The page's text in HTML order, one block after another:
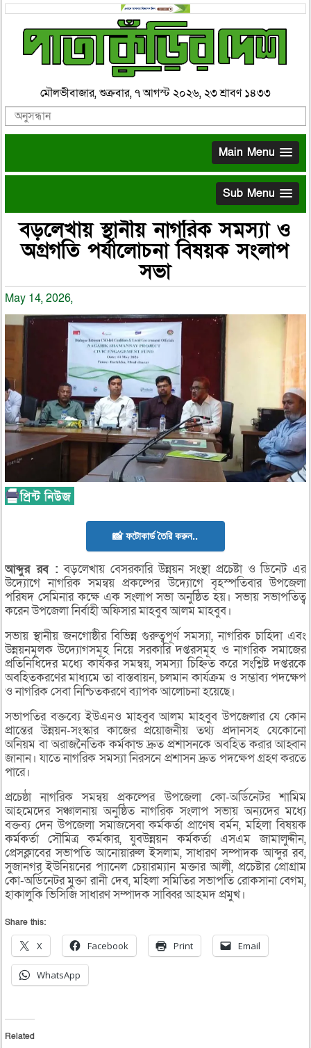
মৌলভীবাজার, শুক্রবার, ৭ আগস্ট ২০২৬, ২৩ শ্রাবণ ১৪৩৩
Main Menu
Sub Menu
বড়লেখায় স্থানীয় নাগরিক সমস্যা ও
অগ্রগতি পর্যালোচনা বিষয়ক সংলাপ
সভা
May 14, 2026,
📸 ফটোকার্ড তৈরি করুন..
আব্দুররব : বড়লেখায় বেসরকারি উন্নয়ন সংস্থা প্রচেষ্টা ও ডিনেট এর
উদ্যোগে নাগরিক সমন্বয় প্রকল্পের উদ্যোগে বৃহস্পতিবার উপজেলা
পরিষদ সেমিনার কক্ষে এক সংলাপ সভা অনুষ্ঠিত হয়। সভায় সভাপতিত্ব
করেন উপজেলা নির্বাহী অফিসার মাহবুব আলম মাহবুব।
সভায় স্থানীয় জনগোষ্ঠীর বিভিন্ন গুরুত্বপূর্ণ সমস্যা, নাগরিক চাহিদা এবং
উন্নয়নমূলক উদ্যোগসমূহ নিয়ে সরকারি দপ্তরসমূহ ও নাগরিক সমাজের
প্রতিনিধিদের মধ্যে কার্যকর সমন্বয়, সমস্যা চিহ্নিত করে সংশ্লিষ্ট দপ্তরকে
অবহিতকরণের মাধ্যমে তা বাস্তবায়ন, চলমান কার্যক্রম ও সম্ভাব্য পদক্ষেপ
ও নাগরিক সেবা নিশ্চিতকরণে ব্যাপক আলোচনা হয়েছে।
সভাপতির বক্তব্যে ইউএনও মাহবুব আলম মাহবুব উপজেলার যে কোন
প্রান্তের উন্নয়ন-সংস্কার কাজের প্রয়োজনীয় তথ্য প্রদানসহ যেকোনো
অনিয়ম বা অরাজনৈতিক কর্মকান্ড দ্রুত প্রশাসনকে অবহিত করার আহ্বান
জানান। যাতে নাগরিক সমস্যা নিরসনে প্রশাসন দ্রুত পদক্ষেপ গ্রহণ করতে
পারে।
প্রচেষ্ঠা নাগরিক সমন্বয় প্রকল্পের উপজেলা কো-অর্ডিনেটর শামিম
আহমেদের সঞ্চালনায় অনুষ্ঠিত নাগরিক সংলাপ সভায় অন্যদের মধ্যে
বক্তব্য দেন উপজেলা সমাজসেবা কর্মকর্তা প্রাণেষ বর্মন, মহিলা বিষয়ক
কর্মকর্তা সৌমিত্র কর্মকার, যুবউন্নয়ন কর্মকর্তা এসএম জামালুদ্দীন,
প্রেসক্লাবের সভাপতি আনোয়ারুল ইসলাম, সাধারণ সম্পাদক আব্দুর রব,
সুজানগর ইউনিয়নের প্যানেল চেয়ারম্যান মক্তার আলী, প্রচেষ্টার প্রোগ্রাম
কো-অর্ডিনেটর মুক্তা রানী দেব, মহিলা সমিতির সভাপতি রোকসানা বেগম,
হাকালুকি ভিসিজি সাধারণ সম্পাদক সাব্বির আহমদ প্রমুখ।
Share this:
X Facebook Print Email
WhatsApp
Related